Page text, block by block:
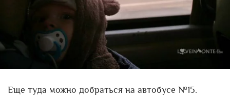
Еще туда можно добраться на автобусе №15.